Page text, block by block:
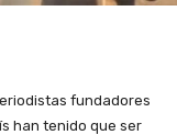
fundadores
han tenido que ser